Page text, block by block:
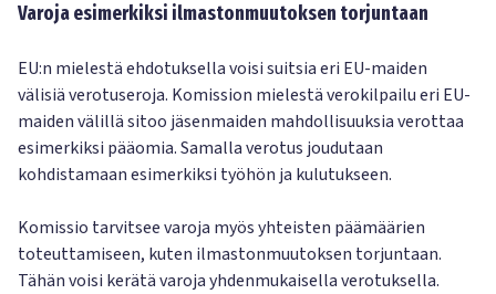
Varoja esimerkiksi ilmastonmuutoksen torjuntaan
EU:n mielestä ehdotuksella voisi suitsia eri EU-maiden
välisiä verotuseroja. Komission mielestä verokilpailu eri EU-
maiden välillä sitoo jäsenmaiden mahdollisuuksia verottaa
esimerkiksi pääomia. Samalla verotus joudutaan
kohdistamaan esimerkiksi työhön ja kulutukseen.
Komissio tarvitsee varoja myös yhteisten päämäärien
toteuttamiseen, kuten ilmastonmuutoksen torjuntaan.
Tähän voisi kerätä varoja yhdenmukaisella verotuksella.